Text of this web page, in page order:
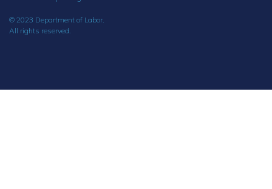
© 2023 Department of Labor.
All rights reserved.